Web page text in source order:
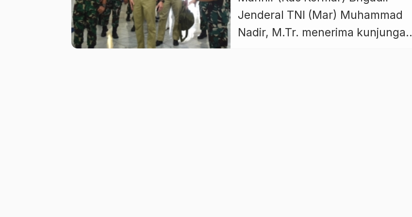
Jenderal TNI (Mar) Muhammad
Nadir, M.Tr. menerima kunjungan